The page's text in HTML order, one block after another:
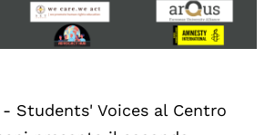
Students' Voices al Centro